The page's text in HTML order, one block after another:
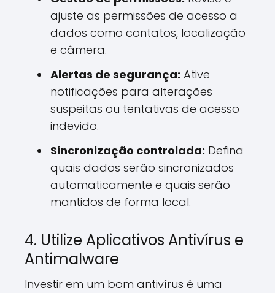
ajuste as permissões de acesso a
dados como contatos, localização
e câmera.
Alertas de segurança: Ative
notificações para alterações
suspeitas ou tentativas de acesso
indevido.
Sincronização controlada: Defina
quais dados serão sincronizados
automaticamente e quais serão
mantidos de forma local.
4. Utilize Aplicativos Antivírus e
Antimalware
Investir em um bom antivírus é uma